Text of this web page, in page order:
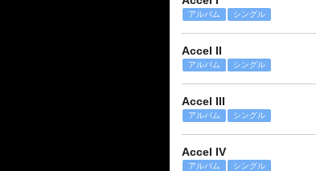
アルバム シングル
Accel II
アルバム シングル
Accel III
アルバム シングル
Accel IV
アルバム シングル